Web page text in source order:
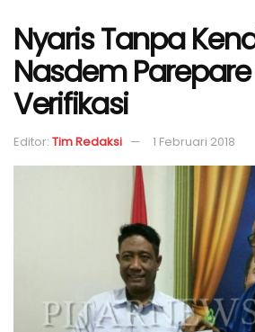
Nyaris Tanpa
Nasdem Parepare
Verifikasi
Editor: Tim Redaksi 1 Februari 2018